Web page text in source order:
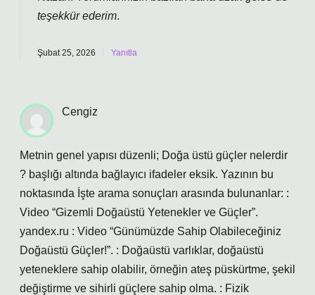
teşekkür ederim.
Şubat 25, 2026 Yanıtla
Cengiz
Metnin genel yapısı düzenli; Doğa üstü güçler nelerdir
? başlığı altında bağlayıcı ifadeler eksik. Yazının bu
noktasında İşte arama sonuçları arasında bulunanlar: :
Video “Gizemli Doğaüstü Yetenekler ve Güçler”.
yandex.ru : Video “Günümüzde Sahip Olabileceğiniz
Doğaüstü Güçler!”. : Doğaüstü varlıklar, doğaüstü
yeteneklere sahip olabilir, örneğin ateş püskürtme, şekil
değiştirme ve sihirli güçlere sahip olma. : Fizik